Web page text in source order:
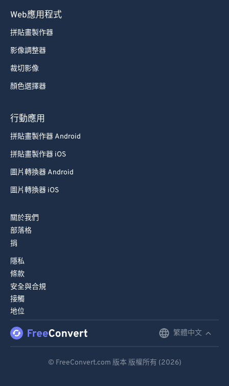
Web應用程式
拼貼畫製作器
影像調整器
裁切影像
顏色選擇器
行動應用
拼貼畫製作器 Android
拼貼畫製作器 iOS
圖片轉換器 Android
圖片轉換器 iOS
關於我們
部落格
捐
隱私
條款
安全與合規
接觸
地位
繁體中文
© FreeConvert.com 版本 版權所有 (2026)